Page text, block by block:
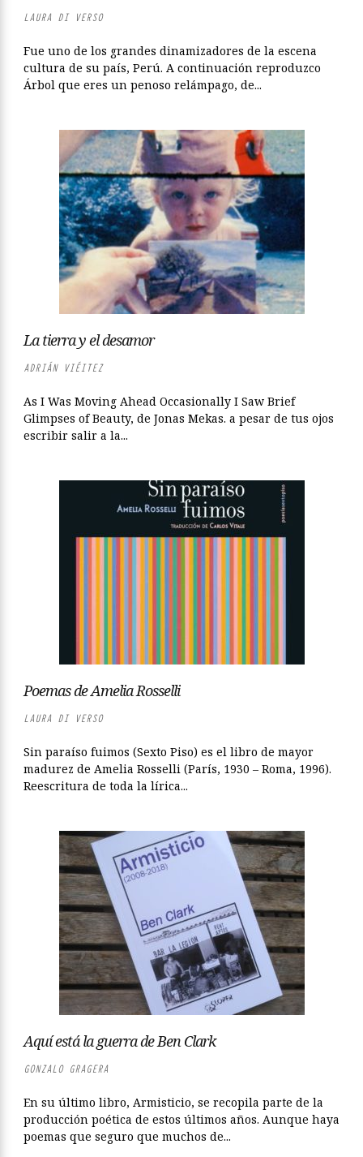
LAURA DI VERSO
Fue uno de los grandes dinamizadores de la escena
cultura de su país, Perú. A continuación reproduzco
Árbol que eres un penoso relámpago, de...
La tierra y el desamor
ADRIÁN VIÉITEZ
As I Was Moving Ahead Occasionally I Saw Brief
Glimpses of Beauty, de Jonas Mekas. a pesar de tus ojos
escribir salir a la...
Poemas de Amelia Rosselli
LAURA DI VERSO
Sin paraíso fuimos (Sexto Piso) es el libro de mayor
madurez de Amelia Rosselli (París, 1930 – Roma, 1996).
Reescritura de toda la lírica...
Aquí está la guerra de Ben Clark
GONZALO GRAGERA
En su último libro, Armisticio, se recopila parte de la
producción poética de estos últimos años. Aunque haya
poemas que seguro que muchos de...